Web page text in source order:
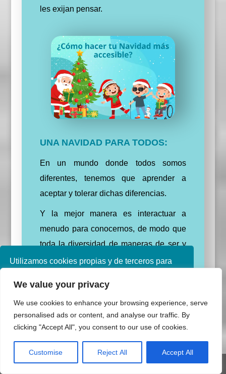
Utilizamos cookies propias y de terceros para
navegando, consideramos que acepta su uso.
política de cookies consulte nuestra
Política de
privacidad
We value your privacy
We use cookies to enhance your browsing experience, serve
personalised ads or content, and analyse our traffic. By
clicking "Accept All", you consent to our use of cookies.
Customise Reject All Accept All
les exijan pensar.
UNA NAVIDAD PARA TODOS:
En un mundo donde todos somos
diferentes, tenemos que aprender a
aceptar y tolerar dichas diferencias.
Y la mejor manera es interactuar a
menudo para conocernos, de modo que
toda la diversidad de maneras de ser y
actuar no nos parezcan algo extraño.
En el contexto educativo, el Diseño
hay estrategias que se
pueden planificar para todos por igualy
no solo propician la participación, sino
que pueden potenciar el aprendizaje.
Share This